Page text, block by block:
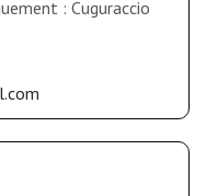
: Cuguraccio